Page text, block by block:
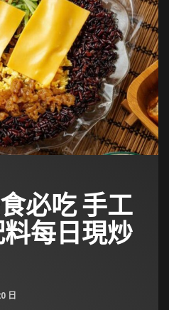
必吃 手工
每日現炒
日